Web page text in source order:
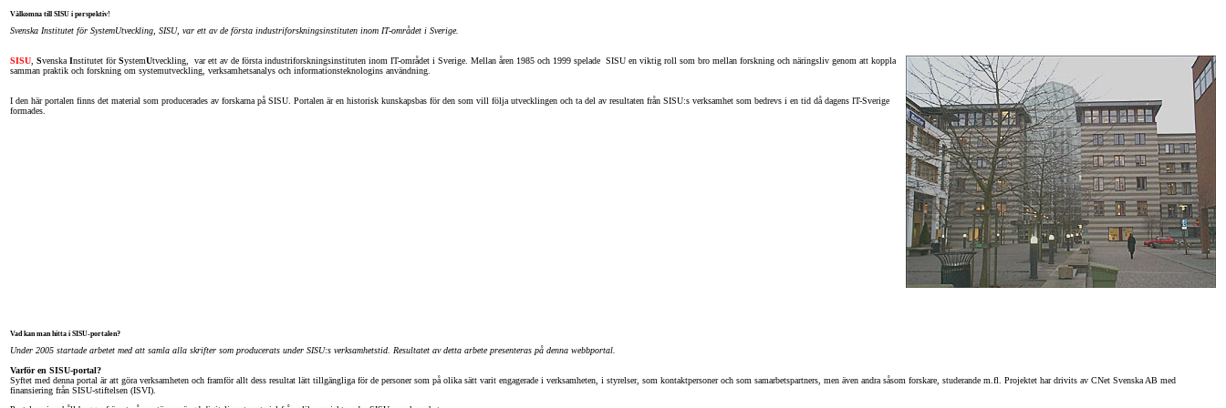
Välkomna till SISU i perspektiv!
Svenska Institutet för SystemUtveckling, SISU, var ett av de första industriforskningsinstituten inom IT-området i Sverige.
SISU Svenska Institutet förSystemUtveckling, var ett av de första industriforskningsinstituten inom IT-området i Sverige. Mellan åren 1985 och 1999 spelade SISU en viktig roll som bro mellan forskning och näringsliv genom att koppla
samman praktik och forskning om systemutveckling, verksamhetsanalys och informationsteknologins användning.
I den här portalen finns det material som producerades av forskarna på SISU. Portalen är en historisk kunskapsbas för den som vill följa utvecklingen och ta del av resultaten från SISU:s verksamhet som bedrevs i en tid då dagens IT-Sverige
formades.
Vad kan man hitta i SISU-portalen?
Under 2005 startade arbetet med att samla alla skrifter som producerats under SISU:s verksamhetstid. Resultatet av detta arbete presenteras på denna webbportal.
Varför en SISU-portal?
Syftet med denna portal är att göra verksamheten och framför allt dess resultat lätt tillgängliga för de personer som på olika sätt varit engagerade i verksamheten, i styrelser, som kontaktpersoner och som samarbetspartners, men även andra såsom forskare, studerande m.fl. Projektet har drivits av CNet Svenska AB med
finansiering från SISU-stiftelsen (ISVI).